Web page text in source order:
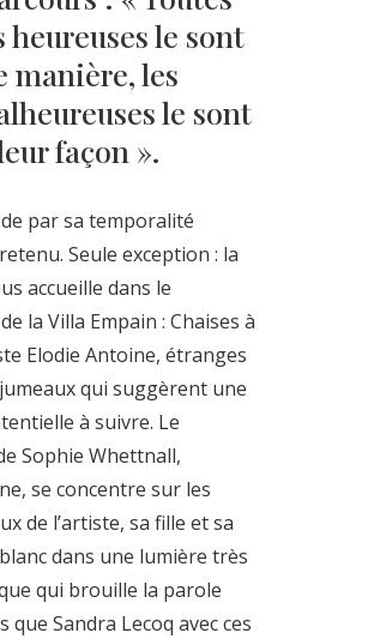
le sont
manière, les
le sont
façon ».
par sa temporalité
Seule exception : la
accueille dans le
la Villa Empain : Chaises à
Elodie Antoine, étranges
qui suggèrent une
à suivre. Le
Sophie Whettnall,
se concentre sur les
de l’artiste, sa fille et sa
dans une lumière très
qui brouille la parole
que Sandra Lecoq avec ces